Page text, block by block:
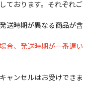
ております。それぞれご
送時期が異なる商品が含
合、発送時期が一番遅い
ャンセルはお受けできま